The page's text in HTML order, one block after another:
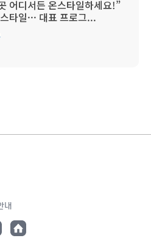
어디서든 온스타일하세요!”
타일··· 대표 프로그...
내